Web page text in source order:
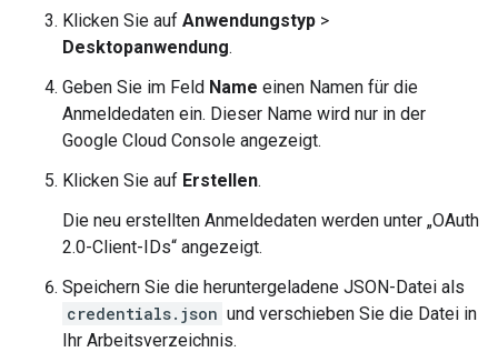
Klicken Sie auf Anwendungstyp >
Desktopanwendung.
Geben Sie im Feld Name einen Namen für die
Anmeldedaten ein. Dieser Name wird nur in der
Google Cloud Console angezeigt.
Klicken Sie auf Erstellen.
Die neu erstellten Anmeldedaten werden unter „OAuth
2.0-Client-IDs“ angezeigt.
Speichern Sie die heruntergeladene JSON-Datei als
credentials.json und verschieben Sie die Datei in
Ihr Arbeitsverzeichnis.